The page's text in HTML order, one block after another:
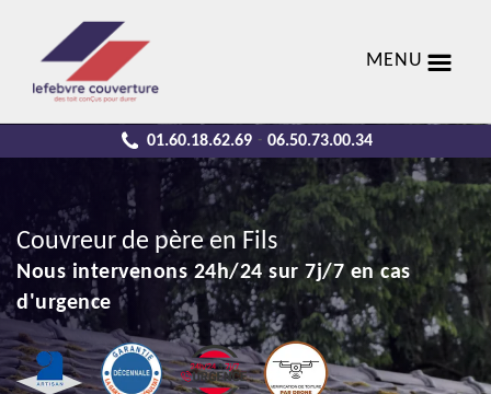
MENU
01.60.18.62.69 - 06.50.73.00.34
Couvreur de père en Fils
Nous intervenons 24h/24 sur 7j/7 en cas
d'urgence